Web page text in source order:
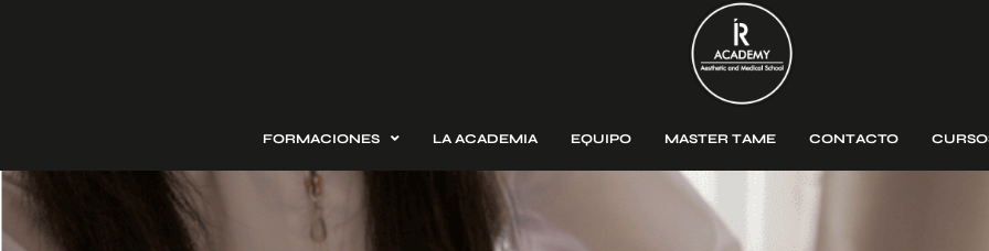
FORMACIONES LA ACADEMIA EQUIPO MASTER TAME CONTACTO